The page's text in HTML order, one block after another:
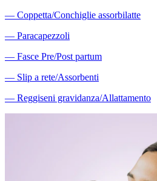
― Coppetta/Conchiglie assorbilatte
― Paracapezzoli
― Fasce Pre/Post partum
― Slip a rete/Assorbenti
― Reggiseni gravidanza/Allattamento